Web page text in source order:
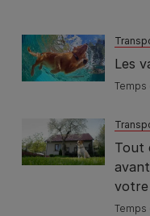
Les
Temps
Tout
votre
Temps